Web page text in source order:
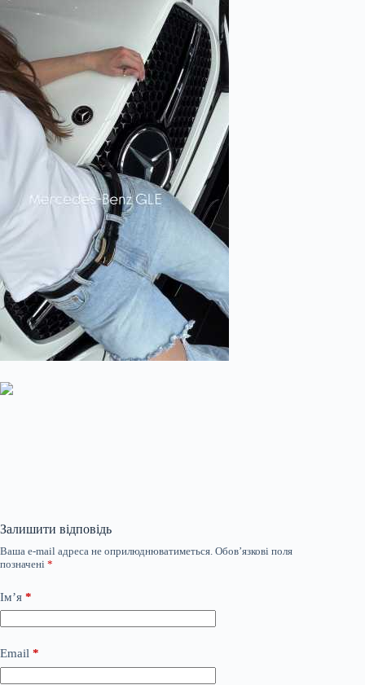
Залишити відповідь
Ваша e-mail адреса не оприлюднюватиметься. Обов’язкові поля
позначені *
Ім’я *
Email *